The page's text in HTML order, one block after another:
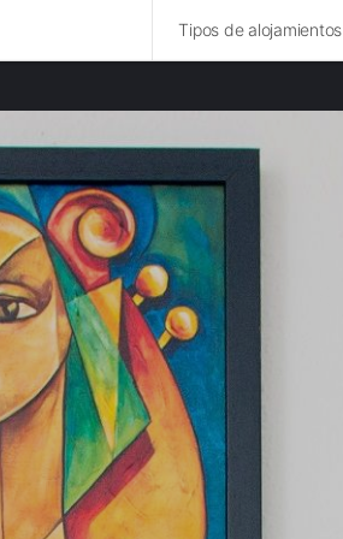
Tipos de alojamientos